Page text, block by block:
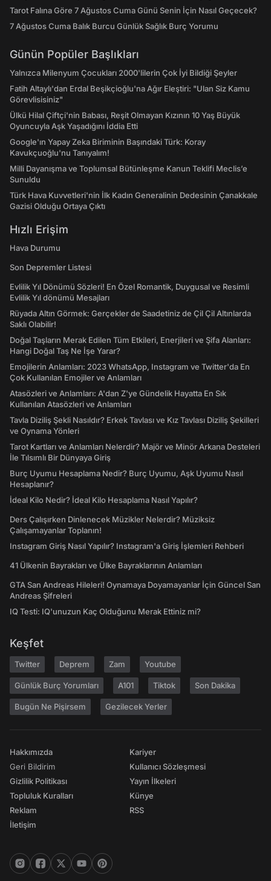
Tarot Falına Göre 7 Ağustos Cuma Günü Senin İçin Nasıl Geçecek?
7 Ağustos Cuma Balık Burcu Günlük Sağlık Burç Yorumu
Günün Popüler Başlıkları
Yalnızca Milenyum Çocukları 2000'lilerin Çok İyi Bildiği Şeyler
Fatih Altaylı'dan Erdal Beşikçioğlu'na Ağır Eleştiri: "Ulan Siz Kamu
Görevlisisiniz"
Ülkü Hilal Çiftçi'nin Babası, Reşit Olmayan Kızının 10 Yaş Büyük
Oyuncuyla Aşk Yaşadığını İddia Etti
Google'ın Yapay Zeka Biriminin Başındaki Türk: Koray
Kavukçuoğlu'nu Tanıyalım!
Milli Dayanışma ve Toplumsal Bütünleşme Kanun Teklifi Meclis’e
Sunuldu
Türk Hava Kuvvetleri'nin İlk Kadın Generalinin Dedesinin Çanakkale
Gazisi Olduğu Ortaya Çıktı
Hızlı Erişim
Hava Durumu
Son Depremler Listesi
Evlilik Yıl Dönümü Sözleri! En Özel Romantik, Duygusal ve Resimli
Evlilik Yıl dönümü Mesajları
Rüyada Altın Görmek: Gerçekler de Saadetiniz de Çil Çil Altınlarda
Saklı Olabilir!
Doğal Taşların Merak Edilen Tüm Etkileri, Enerjileri ve Şifa Alanları:
Hangi Doğal Taş Ne İşe Yarar?
Emojilerin Anlamları: 2023 WhatsApp, Instagram ve Twitter'da En
Çok Kullanılan Emojiler ve Anlamları
Atasözleri ve Anlamları: A'dan Z'ye Gündelik Hayatta En Sık
Kullanılan Atasözleri ve Anlamları
Tavla Diziliş Şekli Nasıldır? Erkek Tavlası ve Kız Tavlası Diziliş Şekilleri
ve Oynama Yönleri
Tarot Kartları ve Anlamları Nelerdir? Majör ve Minör Arkana Desteleri
İle Tılsımlı Bir Dünyaya Giriş
Burç Uyumu Hesaplama Nedir? Burç Uyumu, Aşk Uyumu Nasıl
Hesaplanır?
İdeal Kilo Nedir? İdeal Kilo Hesaplama Nasıl Yapılır?
Ders Çalışırken Dinlenecek Müzikler Nelerdir? Müziksiz
Çalışamayanlar Toplanın!
Instagram Giriş Nasıl Yapılır? Instagram'a Giriş İşlemleri Rehberi
41 Ülkenin Bayrakları ve Ülke Bayraklarının Anlamları
GTA San Andreas Hileleri! Oynamaya Doyamayanlar İçin Güncel San
Andreas Şifreleri
IQ Testi: IQ'unuzun Kaç Olduğunu Merak Ettiniz mi?
Keşfet
Twitter Deprem Zam Youtube
Günlük Burç Yorumları A101 Tiktok Son Dakika
Bugün Ne Pişirsem Gezilecek Yerler
Hakkımızda
Geri Bildirim
Gizlilik Politikası
Topluluk Kuralları
Reklam
İletişim
Kariyer
Kullanıcı Sözleşmesi
Yayın İlkeleri
Künye
RSS